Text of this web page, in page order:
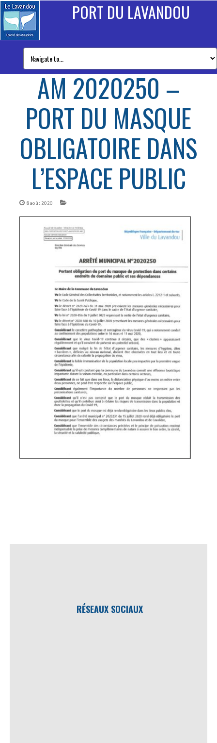
PORT DU LAVANDOU
AM 2020250 –
PORT DU MASQUE
OBLIGATOIRE DANS
L’ESPACE PUBLIC
8 août 2020
RÉSEAUX SOCIAUX